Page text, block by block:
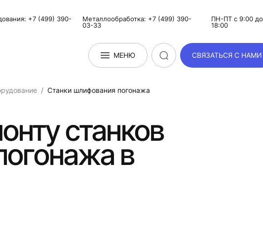
+7 (499) 390-
Металлообработка: +7 (499) 390-
03-33
ПН-ПТ с 9:00 до
18:00
МЕНЮ СВЯЗАТЬСЯ С НАМИ
Станки шлифования погонажа
станков
в